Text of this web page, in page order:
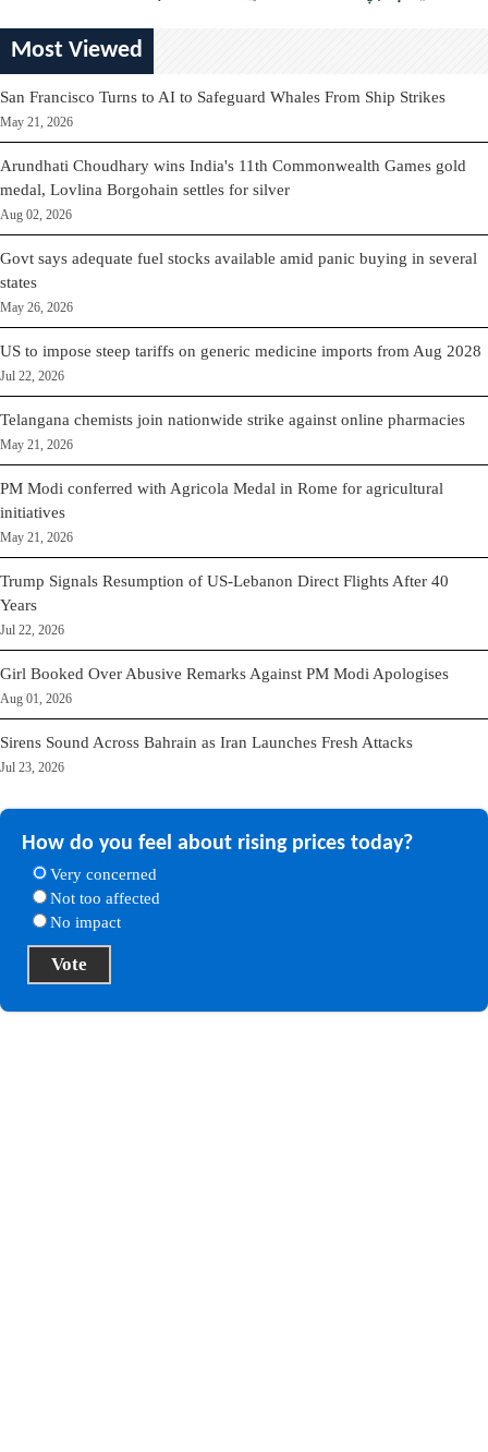
Most Viewed
San Francisco Turns to AI to Safeguard Whales From Ship Strikes
May 21, 2026
Arundhati Choudhary wins India's 11th Commonwealth Games gold
medal, Lovlina Borgohain settles for silver
Aug 02, 2026
Govt says adequate fuel stocks available amid panic buying in several
states
May 26, 2026
US to impose steep tariffs on generic medicine imports from Aug 2028
Jul 22, 2026
Telangana chemists join nationwide strike against online pharmacies
May 21, 2026
PM Modi conferred with Agricola Medal in Rome for agricultural
initiatives
May 21, 2026
Trump Signals Resumption of US-Lebanon Direct Flights After 40
Years
Jul 22, 2026
Girl Booked Over Abusive Remarks Against PM Modi Apologises
Aug 01, 2026
Sirens Sound Across Bahrain as Iran Launches Fresh Attacks
Jul 23, 2026
How do you feel about rising prices today?
Very concerned
Not too affected
No impact